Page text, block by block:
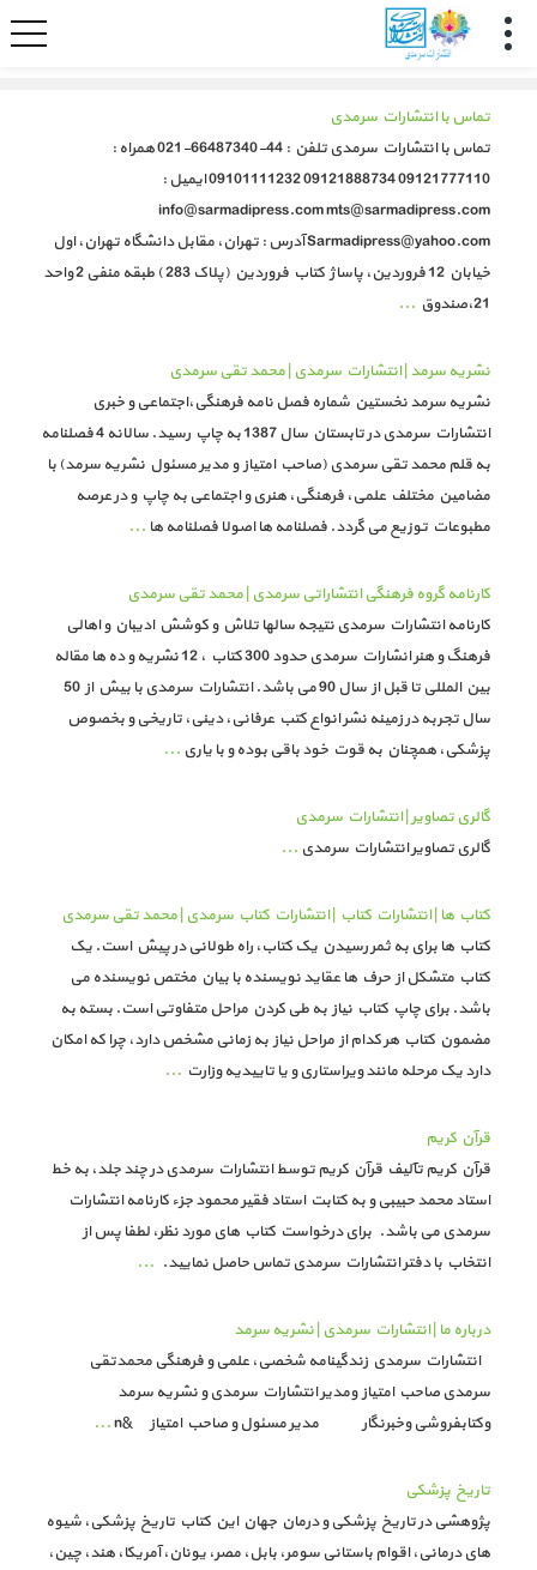
تماس با انتشارات سرمدی
تماس با انتشارات سرمدی تلفن : 44-66487340-021 همراه :
09121777110 09121888734 09101111232 ایمیل :
info@sarmadipress.com mts@sarmadipress.com
Sarmadipress@yahoo.com آدرس : تهران، مقابل دانشگاه تهران، اول
خیابان 12 فروردین، پاساژ کتاب فروردین (پلاک 283 ) طبقه منفی 2 واحد
21،صندوق
...
نشریه سرمد | انتشارات سرمدی | محمد تقی سرمدی
نشریه سرمد نخستین شماره فصل نامه فرهنگی،اجتماعی و خبری
انتشارات سرمدی در تابستان سال 1387 به چاپ رسید. سالانه 4 فصلنامه
به قلم محمد تقی سرمدی (صاحب امتیاز و مدیر مسئول نشریه سرمد) با
مضامین مختلف علمی، فرهنگی، هنری و اجتماعی به چاپ و در عرصه
مطبوعات توزیع می گردد. فصلنامه ها اصولا فصلنامه ها ...
کارنامه گروه فرهنگی انتشاراتی سرمدی | محمد تقی سرمدی
کارنامه انتشارات سرمدی نتیجه سالها تلاش و کوشش ادیبان و اهالی
فرهنگ و هنر انشارات سرمدی حدود 300 کتاب ، 12 نشریه و ده ها مقاله
بین المللی تا قبل از سال 90 می باشد. انتشارات سرمدی با بیش از 50
سال تجربه در زمینه نشر انواع کتب عرفانی، دینی، تاریخی و بخصوص
پزشکی، همچنان به قوت خود باقی بوده و با یاری ...
گالری تصاویر | انتشارات سرمدی
گالری تصاویر انتشارات سرمدی ...
کتاب ها | انتشارات کتاب | انتشارات کتاب سرمدی | محمد تقی سرمدی
کتاب ها برای به ثمر رسیدن یک کتاب، راه طولانی در پیش است. یک
کتاب متشکل از حرف ها عقاید نویسنده با بیان مختص نویسنده می
باشد. برای چاپ کتاب نیاز به طی کردن مراحل متفاوتی است. بسته به
مضمون کتاب هر کدام از مراحل نیاز به زمانی مشخص دارد، چرا که امکان
دارد یک مرحله مانند ویراستاری و یا تاییدیه وزارت ...
قرآن کریم
قرآن کریم تآلیف قرآن کریم توسط انتشارات سرمدی در چند جلد، به خط
استاد محمد حبیبی و به کتابت استاد فقیر محمود جزء کارنامه انتشارات
سرمدی می باشد. برای درخواست کتاب های مورد نظر، لطفا پس از
انتخاب با دفتر انتشارات سرمدی تماس حاصل نمایید. ...
درباره ما | انتشارات سرمدی | نشریه سرمد
انتشارات سرمدی زندگینامه شخصی، علمی و فرهنگی محمدتقی
سرمدی صاحب امتیاز ومدیر انتشارات سرمدی و نشریه سرمد
وکتابفروشی وخبرنگار مدیر مسئول و صاحب امتیاز &n ...
تاریخ پزشکی
پژوهشی در تاریخ پزشکی و درمان جهان این کتاب تاریخ پزشکی، شیوه
های درمانی، اقوام باستانی سومر، بابل، مصر، یونان، آمریکا، هند، چین،